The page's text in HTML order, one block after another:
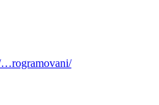
…rogramovani/